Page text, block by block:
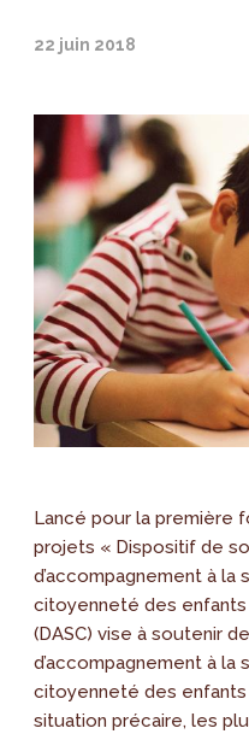
22 juin 2018
Lancé pour la première
projets « Dispositif de
d’accompagnement à la
citoyenneté des
(DASC) vise à soutenir
d’accompagnement à la
citoyenneté des
situation précaire, les